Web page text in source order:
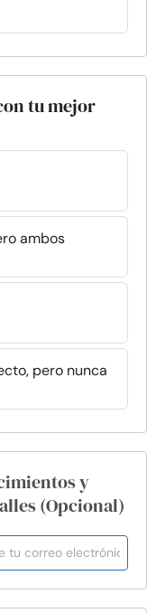
tu mejor
ambos
pero nunca
y
(Opcional)